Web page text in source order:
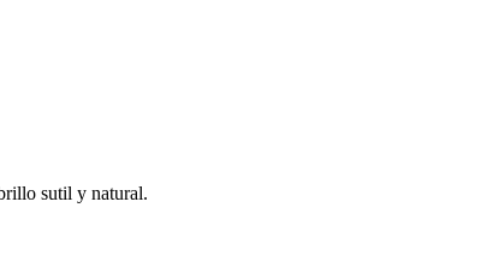
sutil y natural.